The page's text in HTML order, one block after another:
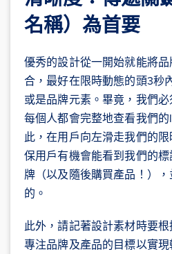
名稱）為首要
優秀的設計從一開始就能將
合，最好在限時動態的頭3秒
或是品牌元素。畢竟，我們
每個人都會完整地查看我們
此，在用戶向左滑走我們的
保用戶有機會能看到我們的
牌（以及隨後購買產品！）
的。
此外，請記著設計素材時要
專注品牌及產品的目標以實